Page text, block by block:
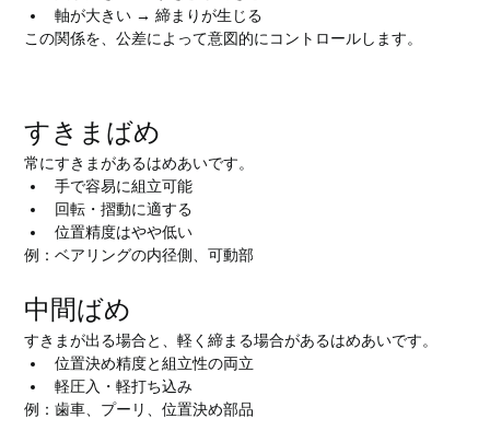
軸が大きい → 締まりが生じる
この関係を、公差によって意図的にコントロールします。
すきまばめ
常にすきまがあるはめあいです。
手で容易に組立可能
回転・摺動に適する
位置精度はやや低い
例：ベアリングの内径側、可動部
中間ばめ
すきまが出る場合と、軽く締まる場合があるはめあいです。
位置決め精度と組立性の両立
軽圧入・軽打ち込み
例：歯車、プーリ、位置決め部品